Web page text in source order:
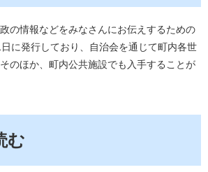
の情報などをみなさんにお伝えするための
に発行しており、自治会を通じて町内各世
のほか、町内公共施設でも入手することが
む